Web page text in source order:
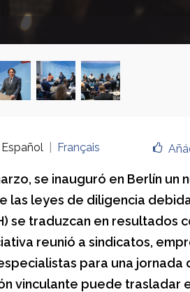
Español Français
se inauguró en Berlín un
las leyes de diligencia
se traduzcan en resultados
reunió a sindicatos,
para una jornada
vinculante puede trasladar